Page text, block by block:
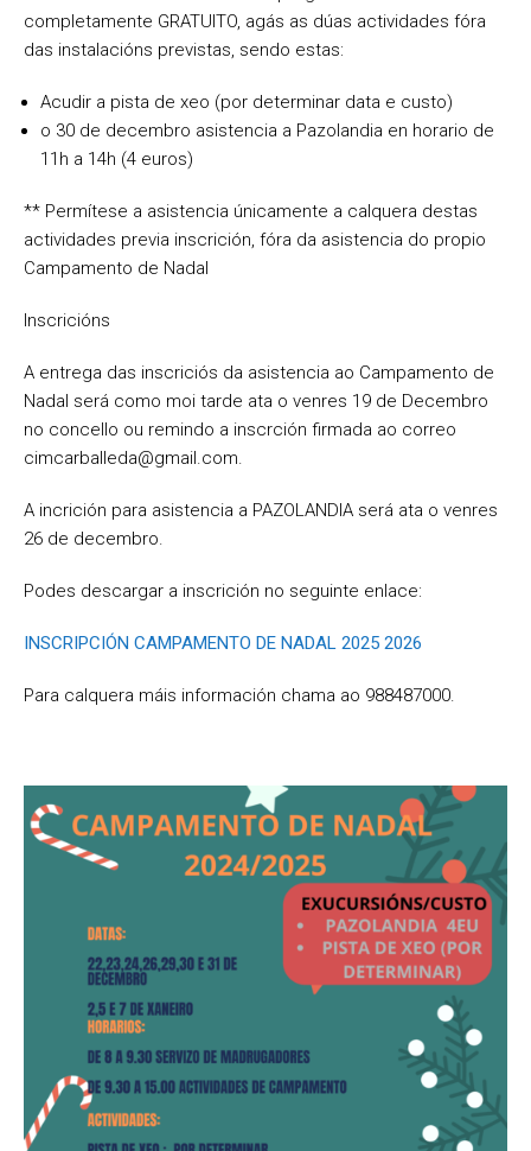
completamente GRATUITO, agás as dúas actividades fóra
das instalacións previstas, sendo estas:
Acudir a pista de xeo (por determinar data e custo)
o 30 de decembro asistencia a Pazolandia en horario de
11h a 14h (4 euros)
** Permítese a asistencia únicamente a calquera destas
actividades previa inscrición, fóra da asistencia do propio
Campamento de Nadal
Inscricións
A entrega das inscriciós da asistencia ao Campamento de
Nadal será como moi tarde ata o venres 19 de Decembro
no concello ou remindo a inscrción firmada ao correo
cimcarballeda@gmail.com.
A incrición para asistencia a PAZOLANDIA será ata o venres
26 de decembro.
Podes descargar a inscrición no seguinte enlace:
INSCRIPCIÓN CAMPAMENTO DE NADAL 2025 2026
Para calquera máis información chama ao 988487000.